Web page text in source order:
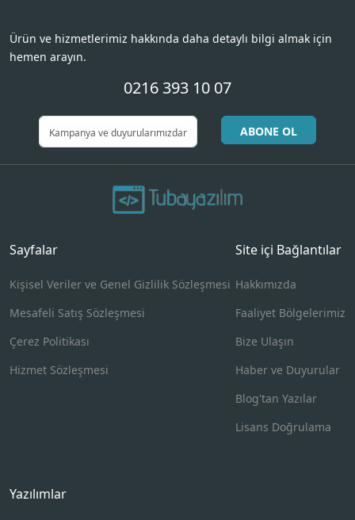
Ürün ve hizmetlerimiz hakkında daha detaylı bilgi almak için
hemen arayın.
0216 393 10 07
ABONE OL
Sayfalar
Kişisel Veriler ve Genel Gizlilik Sözleşmesi
Mesafeli Satış Sözleşmesi
Çerez Politikası
Hizmet Sözleşmesi
Site içi Bağlantılar
Hakkımızda
Faaliyet Bölgelerimiz
Bize Ulaşın
Haber ve Duyurular
Blog'tan Yazılar
Lisans Doğrulama
Yazılımlar